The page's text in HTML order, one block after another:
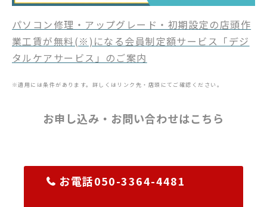
パソコン修理・アップグレード・初期設定の店頭作
業工賃が無料(※)になる会員制定額サービス「デジ
タルケアサービス」のご案内
※適用には条件があります。詳しくはリンク先・店頭にてご確認ください。
お申し込み・お問い合わせはこちら
お電話050-3364-4481